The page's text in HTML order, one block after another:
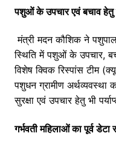
पशुओं के उपचार एवं बचाव हेतु
मंत्री मदन कौशिक ने
स्थिति में पशुओं के उपचार,
विशेष क्विक रिस्पांस टीम
पशुधन ग्रामीण अर्थव्यवस्था
सुरक्षा एवं उपचार हेतु भी
गर्भवती महिलाओं का पूर्व